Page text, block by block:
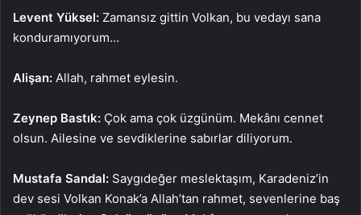
Levent Yüksel: Zamansız gittin Volkan, bu vedayı sana
konduramıyorum…
Alişan: Allah, rahmet eylesin.
Zeynep Bastık: Çok ama çok üzgünüm. Mekânı cennet
olsun. Ailesine ve sevdiklerine sabırlar diliyorum.
Mustafa Sandal: Saygıdeğer meslektaşım, Karadeniz’in
dev sesi Volkan Konak’a Allah’tan rahmet, sevenlerine baş